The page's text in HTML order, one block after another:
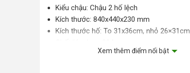
Kiểu chậu: Chậu 2 hố lệch
Kích thước: 840x440x230 mm
Kích thước hố: To 31x36cm, nhỏ 26×31cm
Xem thêm điểm nổi bật